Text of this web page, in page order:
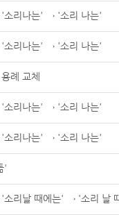
'소리나는' → '소리 나는'
'소리나는' → '소리 나는'
례 교체
'소리나는' → '소리 나는'
'소리나는' → '소리 나는'
'
'소리날 때에는' → '소리 날